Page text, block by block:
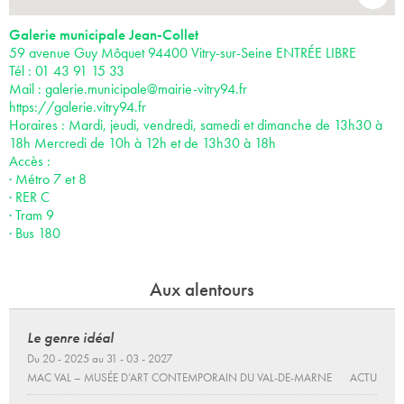
Galerie municipale Jean-Collet
59 avenue Guy Môquet 94400 Vitry-sur-Seine ENTRÉE LIBRE
Tél : 01 43 91 15 33
Mail : galerie.municipale@mairie-vitry94.fr
https://galerie.vitry94.fr
Horaires : Mardi, jeudi, vendredi, samedi et dimanche de 13h30 à
18h Mercredi de 10h à 12h et de 13h30 à 18h
Accès :
· Métro 7 et 8
· RER C
· Tram 9
· Bus 180
Aux alentours
Le genre idéal
Du 20 - 2025 au 31 - 03 - 2027
MAC VAL – MUSÉE D’ART CONTEMPORAIN DU VAL-DE-MARNE
ACTU